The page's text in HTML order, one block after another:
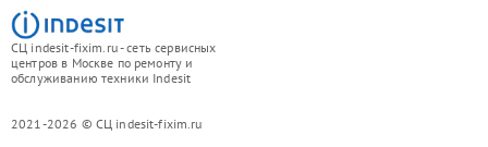
СЦ indesit-fixim.ru - сеть сервисных
центров в Москве по ремонту и
обслуживанию техники Indesit
2021-2026 © СЦ indesit-fixim.ru